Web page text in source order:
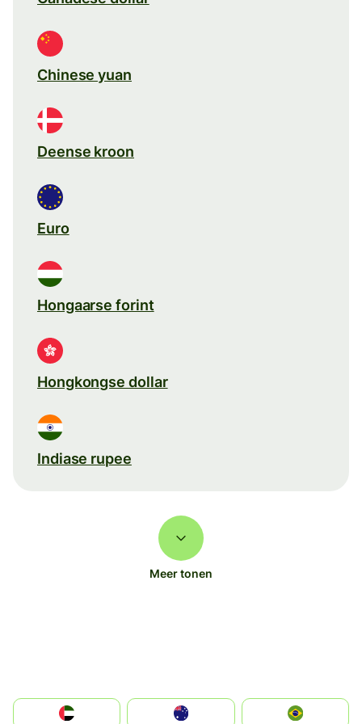
Chinese yuan
Deense kroon
Euro
Hongaarse forint
Hongkongse dollar
Indiase rupee
Meer tonen
الإمارات العربية المتحدة